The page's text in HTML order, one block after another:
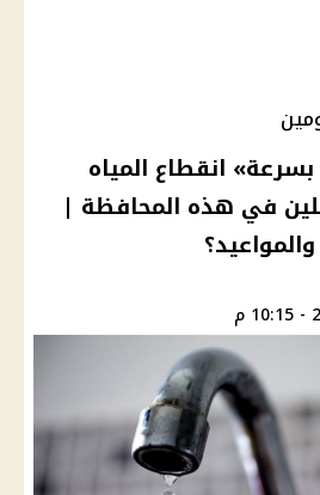
بسرعة» انقطاع المياه
في هذه المحافظة |